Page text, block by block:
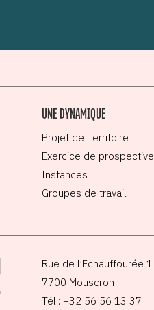
UNE DYNAMIQUE
Projet de Territoire
Exercice de prospective
Instances
Groupes de travail
Rue de l’Echauffourée 1
7700 Mouscron
Tél.: +32 56 56 13 37